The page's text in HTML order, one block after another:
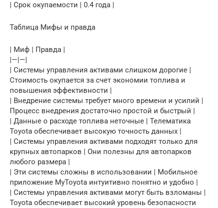
| Срок окупаемости | 0.4 года |
Таблица Мифы и правда
| Миф | Правда |
|—|—|
| Системы управления активами слишком дорогие |
Стоимость окупается за счет экономии топлива и
повышения эффективности |
| Внедрение системы требует много времени и усилий |
Процесс внедрения достаточно простой и быстрый |
| Данные о расходе топлива неточные | Телематика
Toyota обеспечивает высокую точность данных |
| Системы управления активами подходят только для
крупных автопарков | Они полезны для автопарков
любого размера |
| Эти системы сложны в использовании | Мобильное
приложение MyToyota интуитивно понятно и удобно |
| Системы управления активами могут быть взломаны |
Toyota обеспечивает высокий уровень безопасности